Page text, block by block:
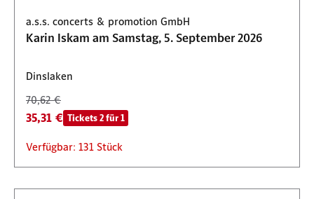
a.s.s. concerts & promotion GmbH
Karin Iskam am Samstag, 5. September 2026
Dinslaken
70,62 €
35,31 € Tickets 2 für 1
Verfügbar: 131 Stück